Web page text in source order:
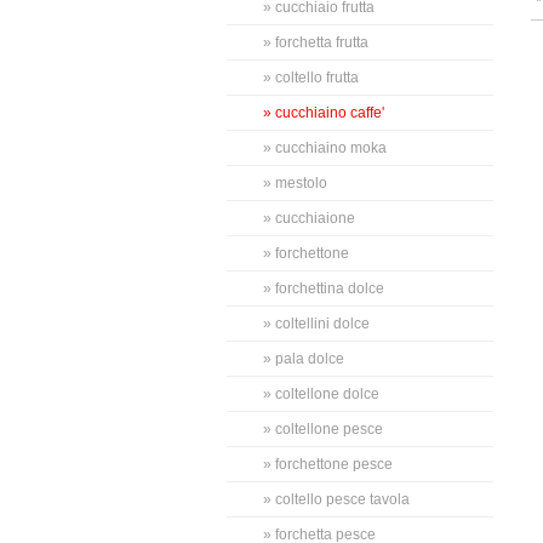
» cucchiaio frutta
» forchetta frutta
» coltello frutta
» cucchiaino caffe'
» cucchiaino moka
» mestolo
» cucchiaione
» forchettone
» forchettina dolce
» coltellini dolce
» pala dolce
» coltellone dolce
» coltellone pesce
» forchettone pesce
» coltello pesce tavola
» forchetta pesce